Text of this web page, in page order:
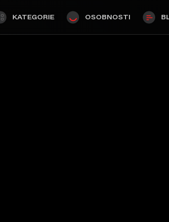
KATEGORIE OSOBNOSTI